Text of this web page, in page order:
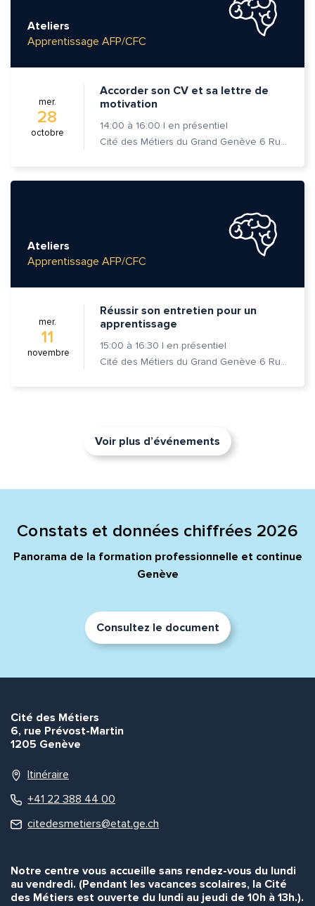
Ateliers
Apprentissage AFP/CFC
mer.
28
octobre
Accorder son CV et sa lettre de
motivation
14:00 à 16:00 | en présentiel
Cité des Métiers du Grand Genève 6 Rue Prévost-Martin 1205 Genève
Ateliers
Apprentissage AFP/CFC
mer.
11
novembre
Réussir son entretien pour un
apprentissage
15:00 à 16:30 | en présentiel
Cité des Métiers du Grand Genève 6 Rue Prévost-Martin 1205 Genève
Voir plus d’événements
Constats et données chiffrées 2026
Panorama de la formation professionnelle et continue
Genève
Consultez le document
Cité des Métiers
6, rue Prévost-Martin
1205 Genève
Itinéraire
+41 22 388 44 00
citedesmetiers@etat.ge.ch
Notre centre vous accueille sans rendez-vous du lundi
au vendredi. (Pendant les vacances scolaires, la Cité
des Métiers est ouverte du lundi au jeudi de 10h à 13h.).